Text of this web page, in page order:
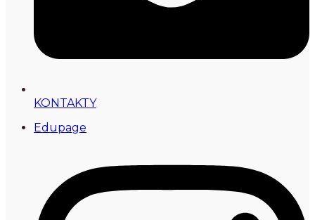
KONTAKTY
Edupage